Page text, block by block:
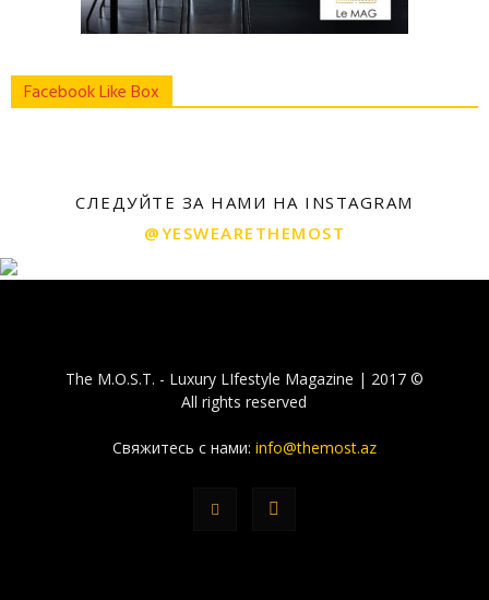
Facebook Like Box
СЛЕДУЙТЕ ЗА НАМИ НА INSTAGRAM
@YESWEARETHEMOST
The M.O.S.T. - Luxury LIfestyle Magazine | 2017 ©
All rights reserved
Свяжитесь с нами: info@themost.az